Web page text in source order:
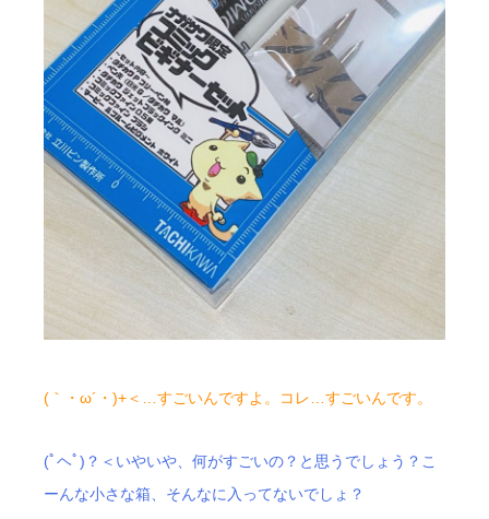
(｀・ω´・)+＜…すごいんですよ。コレ…すごいんです。
(ﾟヘﾟ)？＜いやいや、何がすごいの？と思うでしょう？こ
ーんな小さな箱、そんなに入ってないでしょ？